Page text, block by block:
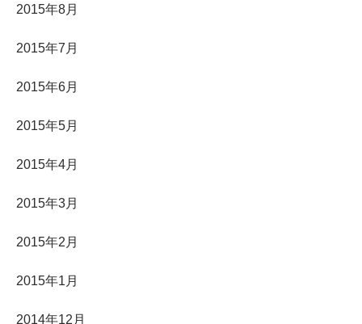
2015年8月
2015年7月
2015年6月
2015年5月
2015年4月
2015年3月
2015年2月
2015年1月
2014年12月